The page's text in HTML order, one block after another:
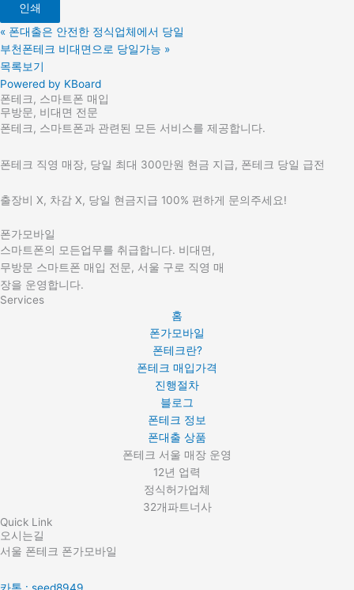
인쇄
« 폰대출은 안전한 정식업체에서 당일
부천폰테크 비대면으로 당일가능 »
목록보기
Powered by KBoard
폰테크, 스마트폰 매입
무방문, 비대면 전문
폰테크, 스마트폰과 관련된 모든 서비스를 제공합니다.
폰테크 직영 매장, 당일 최대 300만원 현금 지급, 폰테크 당일 급전
출장비 X, 차감 X, 당일 현금지급 100% 편하게 문의주세요!
폰가모바일
스마트폰의 모든업무를 취급합니다. 비대면,
무방문 스마트폰 매입 전문, 서울 구로 직영 매
장을 운영합니다.
Services
홈
폰가모바일
폰테크란?
폰테크 매입가격
진행절차
블로그
폰테크 정보
폰대출 상품
폰테크 서울 매장 운영
12년 업력
정식허가업체
32개파트너사
Quick Link
오시는길
서울 폰테크 폰가모바일